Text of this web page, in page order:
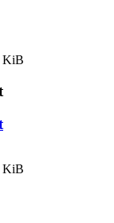
KiB
KiB